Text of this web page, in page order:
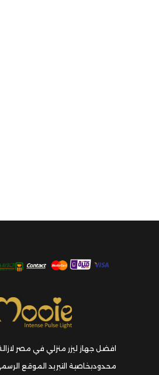
افضل جهاز ليزر منزلي في مصر
محدودبخاصية التبريد الموقع